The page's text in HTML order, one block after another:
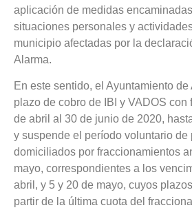
aplicación de medidas
situaciones personales y
municipio afectadas por la
Alarma.
En este sentido, el Ayuntamiento de
plazo de cobro de IBI y VADOS con
de abril al 30 de junio de 2020,
y suspende el período voluntario de
domiciliados por fraccionamientos
mayo, correspondientes a los
abril, y 5 y 20 de mayo, cuyos
partir de la última cuota del